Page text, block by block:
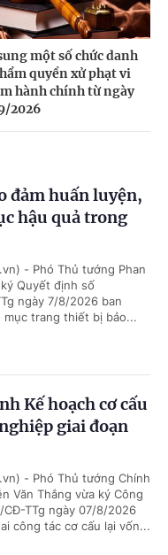
một số chức danh
quyền xử phạt vi
hành chính từ ngày
2026
đảm huấn luyện,
hậu quả trong
- Phó Thủ tướng Phan
Quyết định số
ngày 7/8/2026 ban
mục trang thiết bị bảo...
Kế hoạch cơ cấu
giai đoạn
- Phó Thủ tướng Chính
Văn Thắng vừa ký Công
TTg ngày 07/8/2026
công tác cơ cấu lại vốn...